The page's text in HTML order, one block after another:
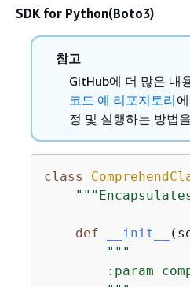
SDK for Python(Boto3)
참고
GitHub에 더 많은 내
코드 예 리포지토리
정 및 실행하는 방법
class
def __init__ (
"""
:param